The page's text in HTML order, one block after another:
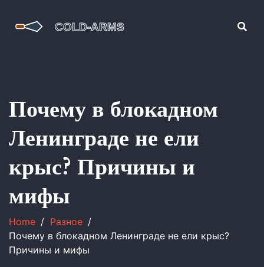
Почему в блокадном
Ленинграде не ели
крыс? Причины и
мифы
Home
Разное
Почему в блокадном Ленинграде не ели крыс?
Причины и мифы